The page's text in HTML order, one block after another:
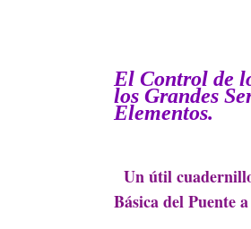
El Control de
los Grandes
Elementos.
Un útil
Básica del Puente